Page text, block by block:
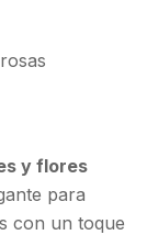
y flores
para
con un toque